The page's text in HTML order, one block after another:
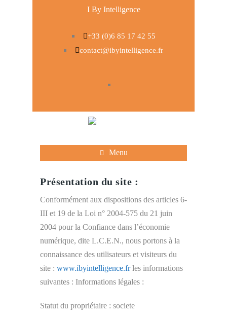
I By Intelligence
+33 (0)6 85 17 42 55
contact@ibyintelligence.fr
Menu
Présentation du site :
Conformément aux dispositions des articles 6-
III et 19 de la Loi n° 2004-575 du 21 juin
2004 pour la Confiance dans l’économie
numérique, dite L.C.E.N., nous portons à la
connaissance des utilisateurs et visiteurs du
site : www.ibyintelligence.fr les informations
suivantes : Informations légales :
Statut du propriétaire : societe